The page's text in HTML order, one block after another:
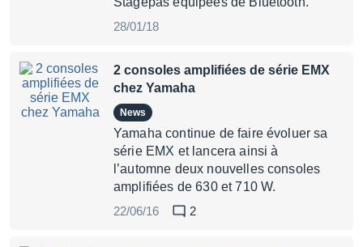
28/01/18
2 consoles amplifiées de série EMX
chez Yamaha
News
Yamaha continue de faire évoluer sa
série EMX et lancera ainsi à
l’automne deux nouvelles consoles
amplifiées de 630 et 710 W.
22/06/16
2